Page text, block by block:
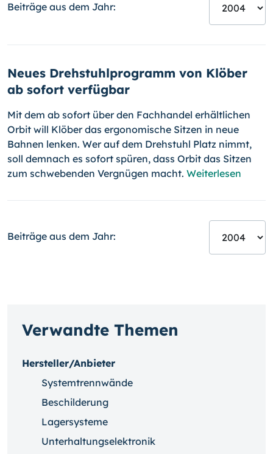
Beiträge aus dem Jahr:
Neues Drehstuhlprogramm von Klöber
ab sofort verfügbar
Mit dem ab sofort über den Fachhandel erhältlichen
Orbit will Klöber das ergonomische Sitzen in neue
Bahnen lenken. Wer auf dem Drehstuhl Platz nimmt,
soll demnach es sofort spüren, dass Orbit das Sitzen
zum schwebenden Vergnügen macht. Weiterlesen
Beiträge aus dem Jahr:
Verwandte Themen
Hersteller/Anbieter
Systemtrennwände
Beschilderung
Lagersysteme
Unterhaltungselektronik